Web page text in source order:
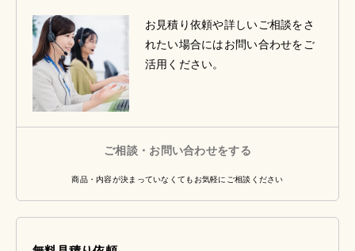
お見積り依頼や詳しいご相談をさ
れたい場合にはお問い合わせをご
活用ください。
ご相談・お問い合わせをする
商品・内容が決まっていなくてもお気軽にご相談ください